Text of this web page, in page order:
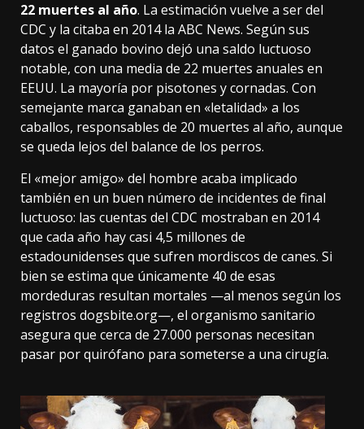
22 muertes al año. La estimación vuelve a ser del
CDC y la citaba en 2014la ABC News. Según sus
datos el ganado bovino dejó una saldo luctuoso
notable, con una media de 22 muertes anuales en
EEUU. La mayoría por pisotones y cornadas. Con
semejante marca ganaban en «letalidad» a los
caballos, responsables de 20 muertes al año, aunque
se queda lejos del balance de los perros.
El «mejor amigo» del hombre acaba implicado
también en un buen número de incidentes de final
luctuoso: las cuentas del CDC mostraban en 2014
que cada año hay casi 4,5 millones de
estadounidenses que sufren mordiscos de canes. Si
bien se estima que únicamente 40 de esas
mordeduras resultan mortales —al menos según los
registros dogsbite.org—, el organismo sanitario
asegura que cerca de 27.000 personas necesitan
pasar por quirófano para someterse a una cirugía.